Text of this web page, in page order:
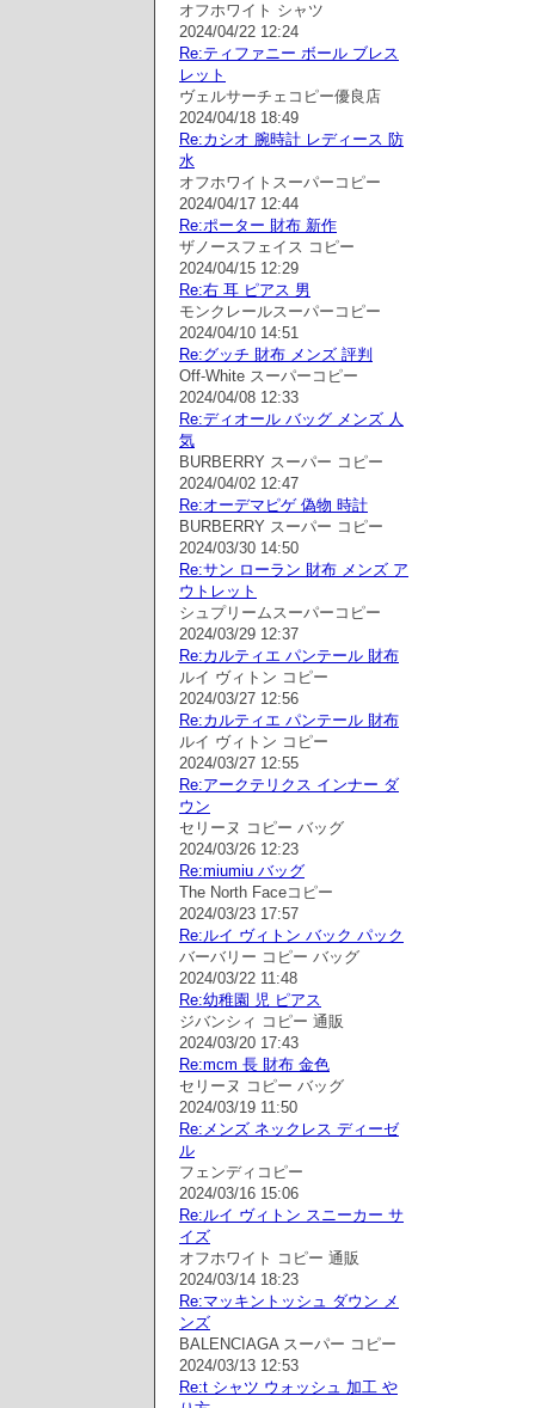
オフホワイト シャツ
2024/04/22 12:24
Re:ティファニー ボール ブレス
レット
ヴェルサーチェコピー優良店
2024/04/18 18:49
Re:カシオ 腕時計 レディース 防
水
オフホワイトスーパーコピー
2024/04/17 12:44
Re:ポーター 財布 新作
ザノースフェイス コピー
2024/04/15 12:29
Re:右 耳 ピアス 男
モンクレールスーパーコピー
2024/04/10 14:51
Re:グッチ 財布 メンズ 評判
Off-White スーパーコピー
2024/04/08 12:33
Re:ディオール バッグ メンズ 人
気
BURBERRY スーパー コピー
2024/04/02 12:47
Re:オーデマピゲ 偽物 時計
BURBERRY スーパー コピー
2024/03/30 14:50
Re:サン ローラン 財布 メンズ ア
ウトレット
シュプリームスーパーコピー
2024/03/29 12:37
Re:カルティエ パンテール 財布
ルイ ヴィトン コピー
2024/03/27 12:56
Re:カルティエ パンテール 財布
ルイ ヴィトン コピー
2024/03/27 12:55
Re:アークテリクス インナー ダ
ウン
セリーヌ コピー バッグ
2024/03/26 12:23
Re:miumiu バッグ
The North Faceコピー
2024/03/23 17:57
Re:ルイ ヴィトン バック パック
バーバリー コピー バッグ
2024/03/22 11:48
Re:幼稚園 児 ピアス
ジバンシィ コピー 通販
2024/03/20 17:43
Re:mcm 長 財布 金色
セリーヌ コピー バッグ
2024/03/19 11:50
Re:メンズ ネックレス ディーゼ
ル
フェンディコピー
2024/03/16 15:06
Re:ルイ ヴィトン スニーカー サ
イズ
オフホワイト コピー 通販
2024/03/14 18:23
Re:マッキントッシュ ダウン メ
ンズ
BALENCIAGA スーパー コピー
2024/03/13 12:53
Re:t シャツ ウォッシュ 加工 や